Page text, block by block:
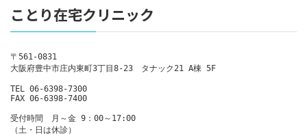
ことり在宅クリニック
〒561-0831
大阪府豊中市庄内東町3丁目8-23　タナック21 A棟 5F
TEL 06-6398-7300
FAX 06-6398-7400
受付時間　月～金 9：00～17:00
（土・日は休診）